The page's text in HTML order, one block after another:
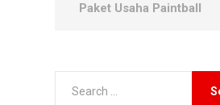
Paket Usaha Paintball